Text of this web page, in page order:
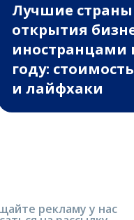
Лучшие
открытия
иностранцами
году:
и лайфхаки
рекламу у нас